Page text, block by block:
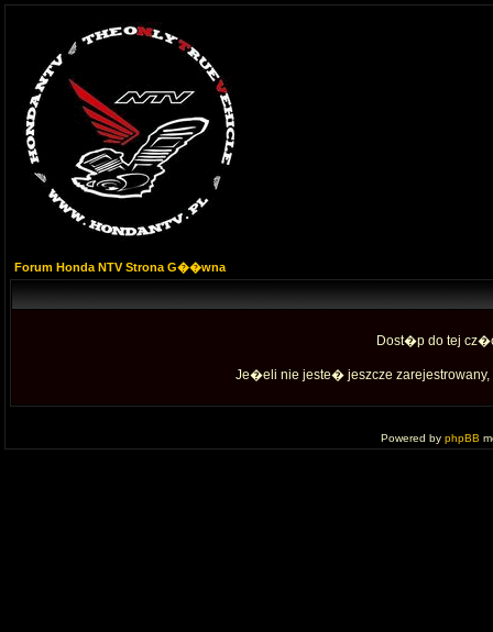
Forum Honda NTV Strona G��wna
Dost�p do tej
Je�eli nie jeste� jeszcze
Powered by phpBB